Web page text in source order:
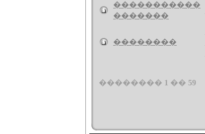
�����������
�������
��������
�������� 1 �� 59